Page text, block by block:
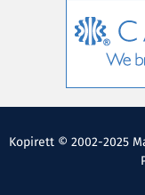
Kopirett © 2002-2025